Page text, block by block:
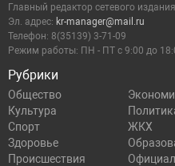
Рубрики
Общество
Культура
Спорт
ЖКХ
Здоровье
Происшествия
Главный редактор сетевого
Эл. адрес: kr-manager@mail.ru
Телефон: 8(35139) 3-71-09
Режим работы: ПН - ПТ с 9:00 до